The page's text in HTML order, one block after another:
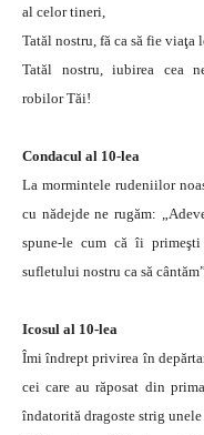
al celor tineri,
Tatăl nostru, fă ca să fie viaţa
Tatăl nostru, iubirea cea
robilor Tăi!
Condacul al 10-lea
La mormintele rudeniilor
cu nădejde ne rugăm:
spune-le cum că îi
sufletului nostru ca să
Icosul al 10-lea
Îmi îndrept privirea în
cei care au răposat din
îndatorită dragoste strig unele